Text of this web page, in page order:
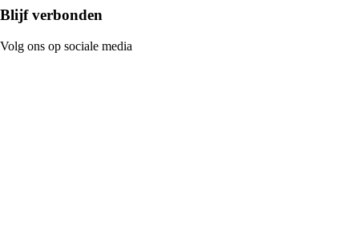
Blijf verbonden
Volg ons op sociale media